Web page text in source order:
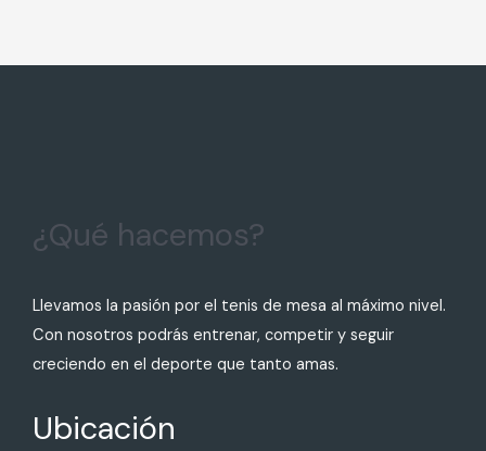
¿Qué hacemos?
Llevamos la pasión por el tenis de mesa al máximo nivel.
Con nosotros podrás entrenar, competir y seguir
creciendo en el deporte que tanto amas.
Ubicación